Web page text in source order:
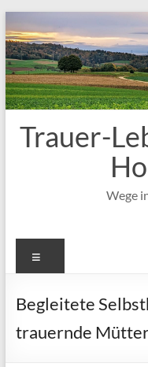
Inhalt
springen
Trauer-
Wege
Begleitete
trauernde